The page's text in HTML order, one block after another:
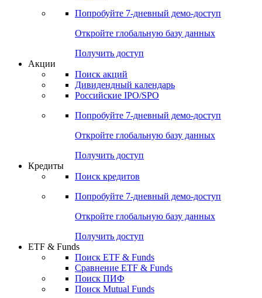
Попробуйте 7-дневный демо-доступ
Откройте глобальную базу данных
Получить доступ
Акции
Поиск акций
Дивидендный календарь
Российские IPO/SPO
Попробуйте 7-дневный демо-доступ
Откройте глобальную базу данных
Получить доступ
Кредиты
Поиск кредитов
Попробуйте 7-дневный демо-доступ
Откройте глобальную базу данных
Получить доступ
ETF & Funds
Поиск ETF & Funds
Сравнение ETF & Funds
Поиск ПИФ
Поиск Mutual Funds